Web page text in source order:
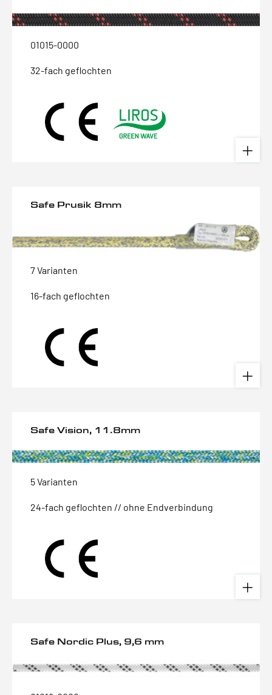
01015-0000
32-fach geflochten
Safe Prusik 8mm
7 Varianten
16-fach geflochten
Safe Vision, 11.8mm
5 Varianten
24-fach geflochten // ohne Endverbindung
Safe Nordic Plus, 9,6 mm